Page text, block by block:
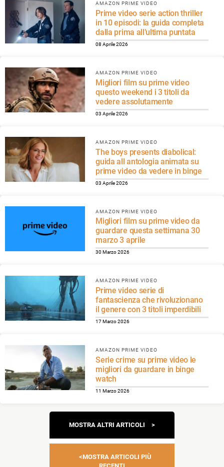
AMAZON PRIME VIDEO
Prime video serie action thriller
in 10 episodi: la guida completa
dalla prima all’ultima puntata
08 Aprile 2026
AMAZON PRIME VIDEO
Migliori film su prime video
questo weekend i 3 titoli da
vedere assolutamente
03 Aprile 2026
AMAZON PRIME VIDEO
The boys presents diabolical:
guida all antologia animata su
prime video da vedere in binge
03 Aprile 2026
AMAZON PRIME VIDEO
Migliori film su prime video da
guardare questa settimana 30
marzo 3 aprile
30 Marzo 2026
AMAZON PRIME VIDEO
Prime video serie di
fantascienza che rivoluzionano
il genere con 3 titoli imperdibili
17 Marzo 2026
AMAZON PRIME VIDEO
Serie crime su prime video le
migliori da guardare in binge
watch
11 Marzo 2026
Navigazione
articoli
MOSTRA ALTRI ARTICOLI
MOSTRA ARTICOLI PIÙ